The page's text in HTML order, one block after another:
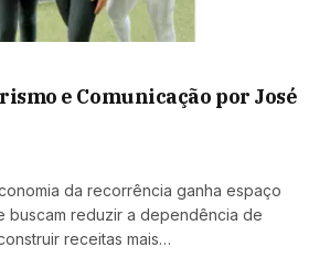
e Comunicação por José
da recorrência ganha espaço
buscam reduzir a dependência de
receitas mais…